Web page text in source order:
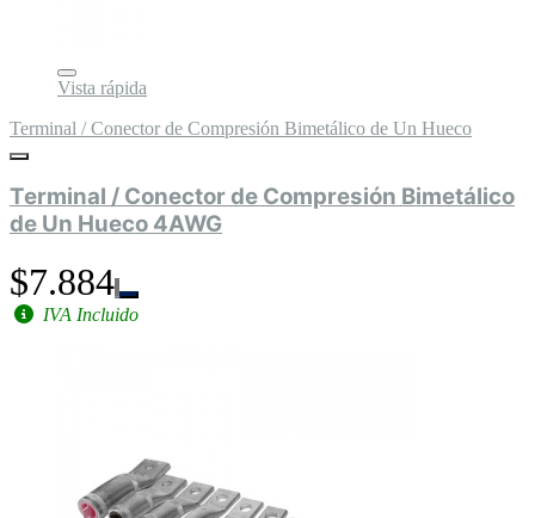
Vista rápida
Terminal / Conector de Compresión Bimetálico de Un Hueco
Terminal / Conector de Compresión Bimetálico
de Un Hueco 4AWG
$7.884
IVA Incluido